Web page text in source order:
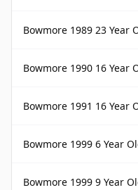
Bowmore 1989 23 Year
Bowmore 1990 16 Year
Bowmore 1991 16 Year
Bowmore 1999 6 Year
Bowmore 1999 9 Year